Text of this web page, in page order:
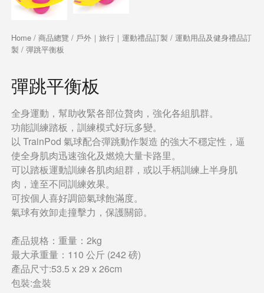
Home/ 商品總覽 / 戶外｜旅行｜運動禮品訂製 / 運動用品及健身禮品訂
製 / 彈跳平衡板
彈跳平衡板
全身運動，幫助收緊各部位贅肉，強化各組肌群。
功能訓練踏板，訓練模式好玩多變。
以 TrainPod 氣球配合彈跳動作製造 的強大不穩定性，逼
使全身肌肉迅速強化及燃燒大量卡路里。
可以踏板運動訓練各肌肉組群，或以手柄訓練上半身肌
肉，達至不同訓練效果。
可按個人喜好調節氣球飽滿度。
氣球有效卸走撞擊力，保護關節。
產品規格：重量：2kg
最大承重量：110 公斤 (242 磅)
產品尺寸:53.5 x 29 x 26cm
包裝:盒裝